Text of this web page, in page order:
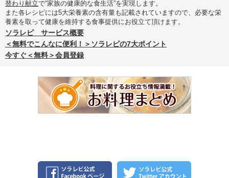
替わり献立で“家族の健康的な食生活”を実現します。
また各レシピには5大栄養素の含有量も記載されていますので、必要な栄
養素を取って健康を維持する食事提供にお役立て頂けます。
ソラレピ サービス概要
＜無料でこんなに便利！＞ソラレピの7大ポイント
今すぐ＜無料＞会員登録